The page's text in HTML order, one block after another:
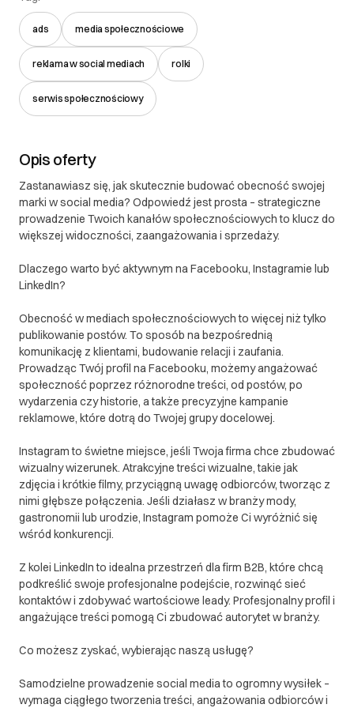
Zamówienia.
DOWIEDZ SIĘ WIĘCEJ
ads media społecznościowe
reklama w social mediach rolki
serwis społecznościowy
Opis oferty
Zastanawiasz się, jak skutecznie budować obecność swojej
marki w social media? Odpowiedź jest prosta – strategiczne
prowadzenie Twoich kanałów społecznościowych to klucz do
większej widoczności, zaangażowania i sprzedaży.
Dlaczego warto być aktywnym na Facebooku, Instagramie lub
LinkedIn?
Obecność w mediach społecznościowych to więcej niż tylko
publikowanie postów. To sposób na bezpośrednią
komunikację z klientami, budowanie relacji i zaufania.
Prowadząc Twój profil na Facebooku, możemy angażować
społeczność poprzez różnorodne treści, od postów, po
wydarzenia czy historie, a także precyzyjne kampanie
reklamowe, które dotrą do Twojej grupy docelowej.
Instagram to świetne miejsce, jeśli Twoja firma chce zbudować
wizualny wizerunek. Atrakcyjne treści wizualne, takie jak
zdjęcia i krótkie filmy, przyciągną uwagę odbiorców, tworząc z
nimi głębsze połączenia. Jeśli działasz w branży mody,
gastronomii lub urodzie, Instagram pomoże Ci wyróżnić się
wśród konkurencji.
Z kolei LinkedIn to idealna przestrzeń dla firm B2B, które chcą
podkreślić swoje profesjonalne podejście, rozwinąć sieć
kontaktów i zdobywać wartościowe leady. Profesjonalny profil i
angażujące treści pomogą Ci zbudować autorytet w branży.
Co możesz zyskać, wybierając naszą usługę?
Samodzielne prowadzenie social media to ogromny wysiłek –
wymaga ciągłego tworzenia treści, angażowania odbiorców i